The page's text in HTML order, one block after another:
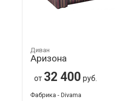
Диван
Аризона
от 32 400 руб.
Фабрика - Divama